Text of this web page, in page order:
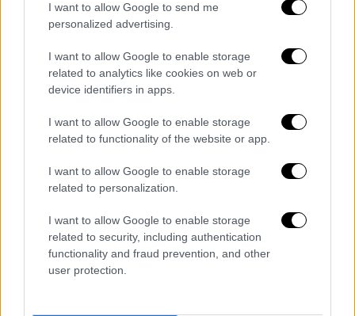
I want to allow Google to send me
personalized advertising.
I want to allow Google to enable storage
related to analytics like cookies on web or
device identifiers in apps.
I want to allow Google to enable storage
related to functionality of the website or app.
I want to allow Google to enable storage
related to personalization.
I want to allow Google to enable storage
related to security, including authentication
functionality and fraud prevention, and other
user protection.
Έχουμε εκτεταμένες κατολισθήσεις
έχει καταγραφεί κάποιος τραυματισμός. Οι
κατολισθήσεις είναι σε δρόμους στην
περιοχή Πλακιά, Δαφνούσα» δήλωσε στην
Τσαπουρνιώτης.
Τα σχολιά σας δημοσιεύονται άμεσα με δική σας ευθύνη. Το
διαγράφονται